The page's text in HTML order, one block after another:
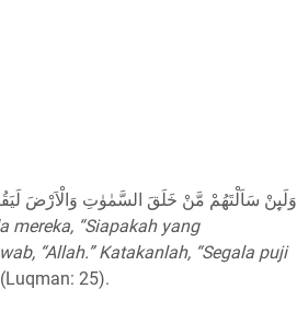
وَلَىِٕنْ سَاَلْتَهُمْ مَّنْ خَلَقَ السَّمٰوٰتِ وَالْاَرْضَ
mereka, “Siapakah yang
“Allah.” Katakanlah, “Segala puji
(Luqman: 25).